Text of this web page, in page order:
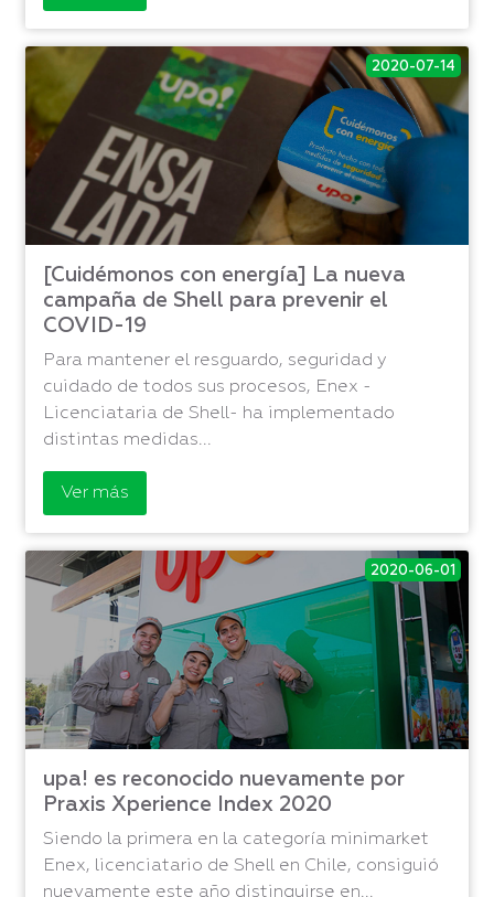
2020-07-14
[Cuidémonos con energía] La nueva
campaña de Shell para prevenir el
COVID-19
Para mantener el resguardo, seguridad y
cuidado de todos sus procesos, Enex -
Licenciataria de Shell- ha implementado
distintas medidas...
Ver más
2020-06-01
upa! es reconocido nuevamente por
Praxis Xperience Index 2020
Siendo la primera en la categoría minimarket
Enex, licenciatario de Shell en Chile, consiguió
nuevamente este año distinguirse en...